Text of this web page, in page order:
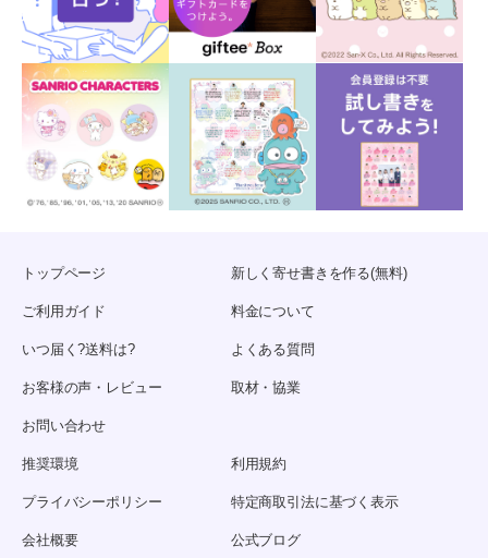
トップページ 新しく寄せ書きを作る(無料)
ご利用ガイド 料金について
いつ届く?送料は? よくある質問
お客様の声・レビュー
お問い合わせ
取材・協業
推奨環境 利用規約
プライバシーポリシー 特定商取引法に基づく表示
会社概要 公式ブログ